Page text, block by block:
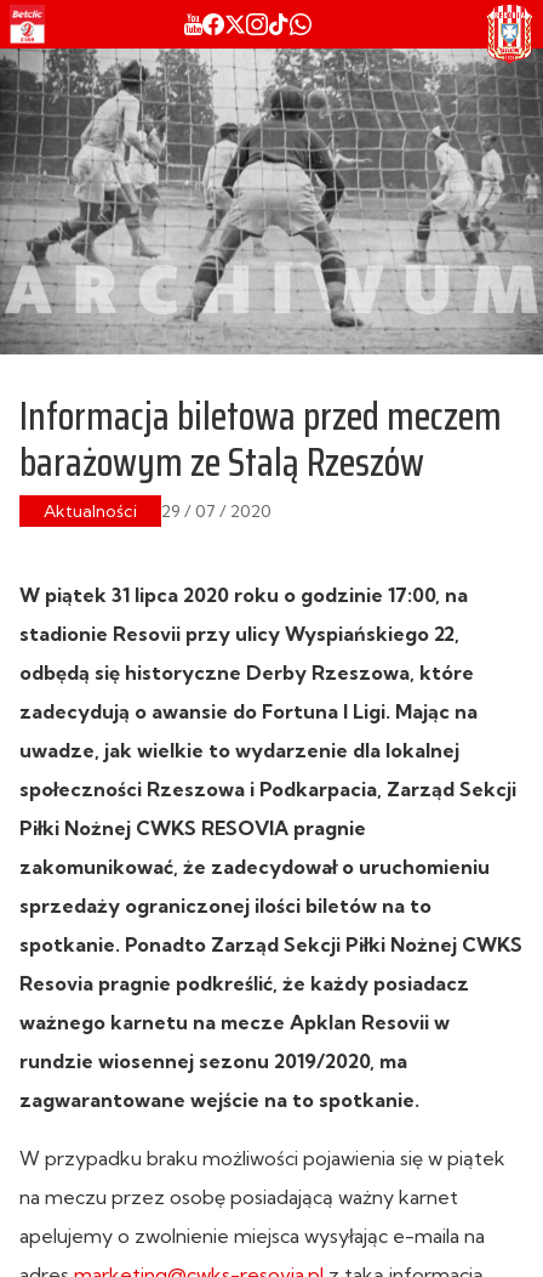
Informacja biletowa przed meczem
barażowym ze Stalą Rzeszów
Aktualności 29 / 07 / 2020
W piątek 31 lipca 2020 roku o godzinie 17:00, na
stadionie Resovii przy ulicy Wyspiańskiego 22,
odbędą się historyczne Derby Rzeszowa, które
zadecydują o awansie do Fortuna I Ligi. Mając na
uwadze, jak wielkie to wydarzenie dla lokalnej
społeczności Rzeszowa i Podkarpacia, Zarząd Sekcji
Piłki Nożnej CWKS RESOVIA pragnie
zakomunikować, że zadecydował o uruchomieniu
sprzedaży ograniczonej ilości biletów na to
spotkanie. Ponadto Zarząd Sekcji Piłki Nożnej CWKS
Resovia pragnie podkreślić, że każdy posiadacz
ważnego karnetu na mecze Apklan Resovii w
rundzie wiosennej sezonu 2019/2020, ma
zagwarantowane wejście na to spotkanie.
W przypadku braku możliwości pojawienia się w piątek
na meczu przez osobę posiadającą ważny karnet
apelujemy o zwolnienie miejsca wysyłając e-maila na